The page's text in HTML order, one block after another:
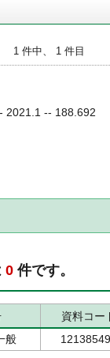
1 件中、 1 件目
2021.1 -- 188.692
0 件です。
資料コー
般